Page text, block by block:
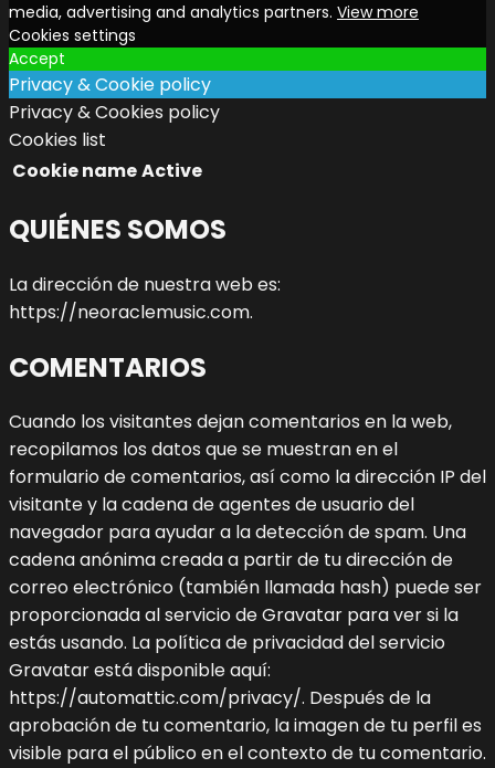
media, advertising and analytics partners. View more
Cookies settings
Accept
Privacy & Cookie policy
Privacy & Cookies policy
Cookies list
Cookie nameActive
QUIÉNES SOMOS
La dirección de nuestra web es:
https://neoraclemusic.com.
COMENTARIOS
Cuando los visitantes dejan comentarios en la web,
recopilamos los datos que se muestran en el
formulario de comentarios, así como la dirección IP del
visitante y la cadena de agentes de usuario del
navegador para ayudar a la detección de spam. Una
cadena anónima creada a partir de tu dirección de
correo electrónico (también llamada hash) puede ser
proporcionada al servicio de Gravatar para ver si la
estás usando. La política de privacidad del servicio
Gravatar está disponible aquí:
https://automattic.com/privacy/. Después de la
aprobación de tu comentario, la imagen de tu perfil es
visible para el público en el contexto de tu comentario.